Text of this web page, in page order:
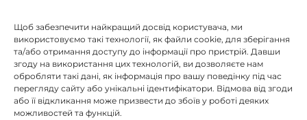
Щоб забезпечити найкращий досвід користувача, ми
використовуємо такі технології, як файли cookie, для зберігання
та/або отримання доступу до інформації про пристрій. Давши
згоду на використання цих технологій, ви дозволяєте нам
обробляти такі дані, як інформація про вашу поведінку під час
перегляду сайту або унікальні ідентифікатори. Відмова від згоди
або її відкликання може призвести до збоїв у роботі деяких
можливостей та функцій.
Фільтри інтернет-магазину та SEO: як не
створити тисячі дублів